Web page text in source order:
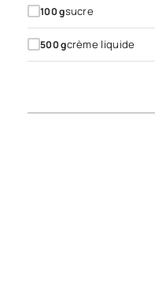
100gsucre
500gcrème liquide